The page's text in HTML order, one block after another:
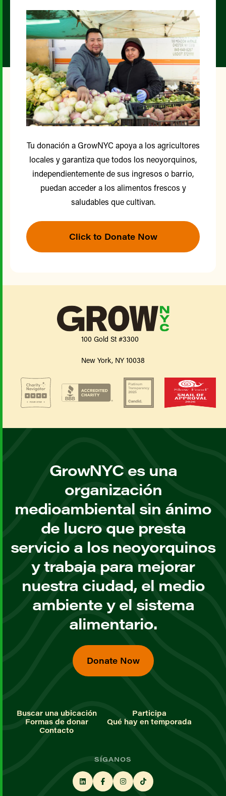
Tu donación a GrowNYC apoya a los agricultores
locales y garantiza que todos los neoyorquinos,
independientemente de sus ingresos o barrio,
puedan acceder a los alimentos frescos y
saludables que cultivan.
Click to Donate Now
100 Gold St #3300
New York, NY 10038
GrowNYC es una
organización
medioambiental sin ánimo
de lucro que presta
servicio a los neoyorquinos
y trabaja para mejorar
nuestra ciudad, el medio
ambiente y el sistema
alimentario.
Donate Now
Buscar una ubicación
Participa
Formas de donar
Qué hay en temporada
Contacto
SÍGANOS